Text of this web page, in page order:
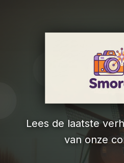
Lees de laatste
van onze